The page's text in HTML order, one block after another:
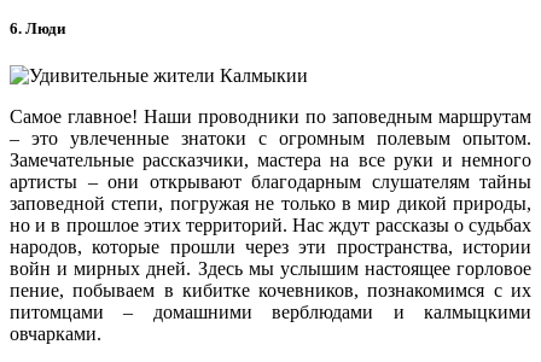
6. Люди
Самое главное! Наши проводники по заповедным маршрутам
– это увлеченные знатоки с огромным полевым опытом.
Замечательные рассказчики, мастера на все руки и немного
артисты – они открывают благодарным слушателям тайны
заповедной степи, погружая не только в мир дикой природы,
но и в прошлое этих территорий. Нас ждут рассказы о судьбах
народов, которые прошли через эти пространства, истории
войн и мирных дней. Здесь мы услышим настоящее горловое
пение, побываем в кибитке кочевников, познакомимся с их
питомцами – домашними верблюдами и калмыцкими
овчарками.